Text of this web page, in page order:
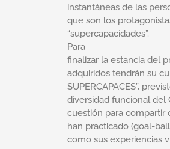
instantáneas de las
que son los
“supercapacidades”.
Para
finalizar la estancia del
adquiridos tendrán su
SUPERCAPACES”,
diversidad funcional del
cuestión para compartir
han practicado (goal-
como sus experiencias